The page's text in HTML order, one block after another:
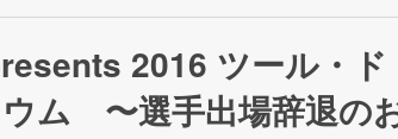
2016 ツール・ド
ム 〜選手出場辞退の